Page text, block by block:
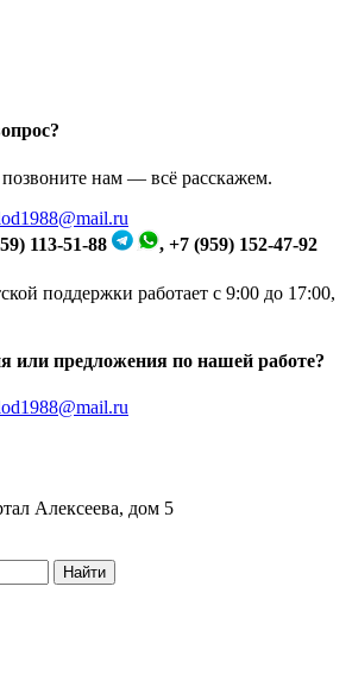
нам — всё расскажем.
113-51-88
, +7 (959) 152-47-92
поддержки работает с 9:00 до 17:00,
или предложения по нашей работе?
Алексеева, дом 5